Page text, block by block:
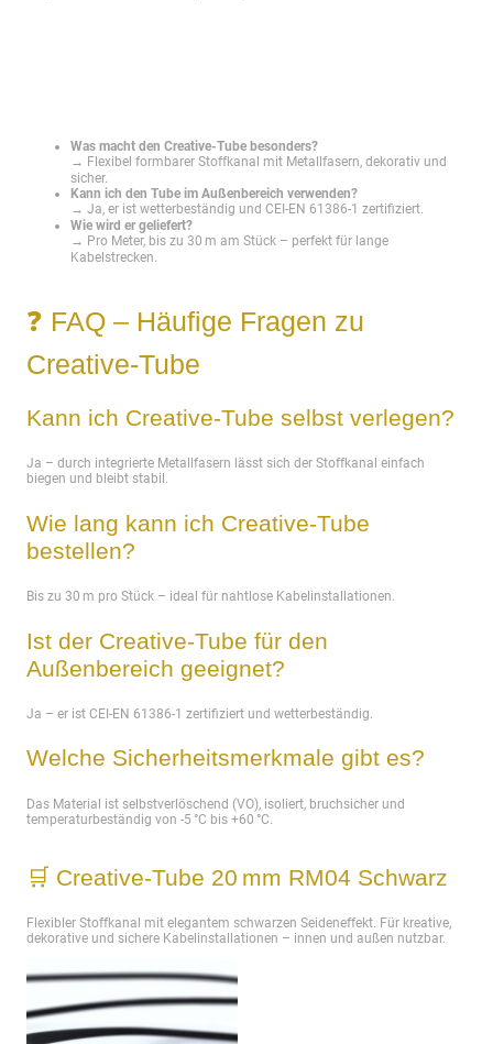
Was macht den Creative-Tube besonders?
→ Flexibel formbarer Stoffkanal mit Metallfasern, dekorativ und
sicher.
Kann ich den Tube im Außenbereich verwenden?
→ Ja, er ist wetterbeständig und CEI-EN 61386-1 zertifiziert.
Wie wird er geliefert?
→ Pro Meter, bis zu 30 m am Stück – perfekt für lange
Kabelstrecken.
❓ FAQ – Häufige Fragen zu
Creative-Tube
Kann ich Creative-Tube selbst verlegen?
Ja – durch integrierte Metallfasern lässt sich der Stoffkanal einfach
biegen und bleibt stabil.
Wie lang kann ich Creative-Tube
bestellen?
Bis zu 30 m pro Stück – ideal für nahtlose Kabelinstallationen.
Ist der Creative-Tube für den
Außenbereich geeignet?
Ja – er ist CEI-EN 61386-1 zertifiziert und wetterbeständig.
Welche Sicherheitsmerkmale gibt es?
Das Material ist selbstverlöschend (VO), isoliert, bruchsicher und
temperaturbeständig von -5 °C bis +60 °C.
🛒 Creative-Tube 20 mm RM04 Schwarz
Flexibler Stoffkanal mit elegantem schwarzen Seideneffekt. Für kreative,
dekorative und sichere Kabelinstallationen – innen und außen nutzbar.